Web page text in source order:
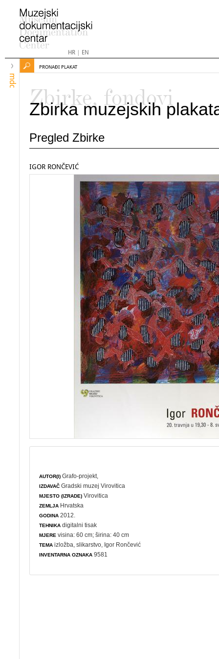
HR| EN
mdc
PRONAĐI PLAKAT
Zbirke, fondovi
Zbirka muzejskih
Pregled Zbirke
IGOR RONČEVIĆ
AUTOR(I) Grafo-projekt,
IZDAVAČ Gradski muzej Virovitica
MJESTO (IZRADE) Virovitica
ZEMLJA Hrvatska
GODINA 2012.
TEHNIKA digitalni tisak
MJERE visina: 60 cm; širina: 40 cm
TEMA izložba ,slikarstvo , Igor Rončević
INVENTARNA OZNAKA 9581